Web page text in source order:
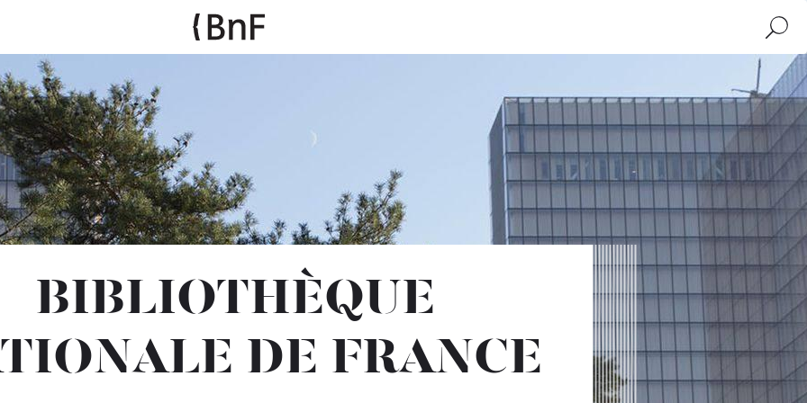
Buscar
BIBLIOTHÈQUE
DE FRANCE